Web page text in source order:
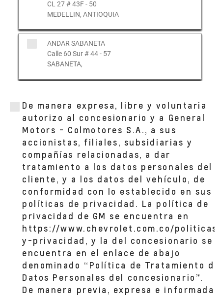
CL 27 # 43F - 50
MEDELLIN, ANTIOQUIA
ANDAR SABANETA
Calle 60 Sur # 44 - 57
SABANETA,
CALLE 30 NúMERO 44-119
MEDELLIN, ANTIOQUIA
ANDAR CC MAYORCA
Cl. 51 Sur #48-57 CC Mayorca
SABANETA,
De manera expresa, libre y voluntaria
autorizo al concesionario y a General
Motors - Colmotores S.A., a sus
accionistas, filiales, subsidiarias y
compañías relacionadas, a dar
tratamiento a los datos personales del
cliente, y a los datos del vehículo, de
conformidad con lo establecido en sus
políticas de privacidad. La política de
privacidad de GM se encuentra en
https://www.chevrolet.com.co/
y-privacidad, y la del concesionario se
encuentra en el enlace de abajo
denominado “Política de Tratamiento de
Datos Personales del concesionario”.
De manera previa, expresa e informada,